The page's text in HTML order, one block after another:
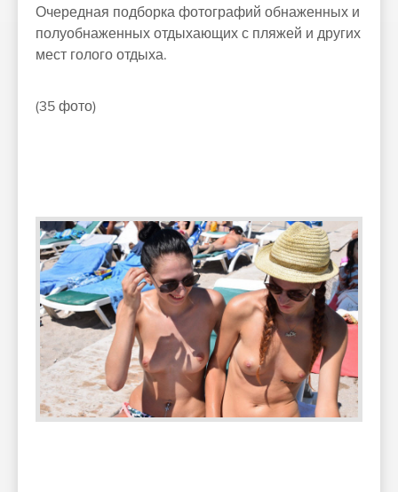
Очередная подборка фотографий обнаженных и
полуобнаженных отдыхающих с пляжей и других
мест голого отдыха.
(35 фото)